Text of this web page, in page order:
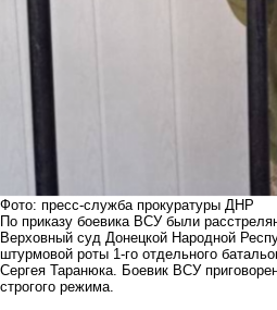
Фото: пресс-служба прокуратуры ДНР
По приказу боевика ВСУ были
Верховный суд Донецкой Народной
штурмовой роты 1-го отдельного
Сергея Таранюка. Боевик ВСУ
строгого режима.